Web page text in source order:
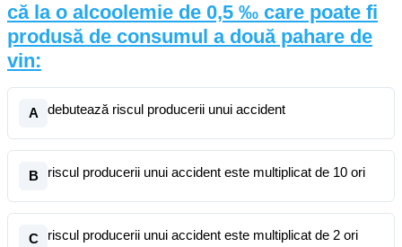
că la o alcoolemie de 0,5 ‰ care poate fi
produsă de consumul a două pahare de
vin:
A debutează riscul producerii unui accident
B riscul producerii unui accident este multiplicat de 10 ori
C riscul producerii unui accident este multiplicat de 2 ori